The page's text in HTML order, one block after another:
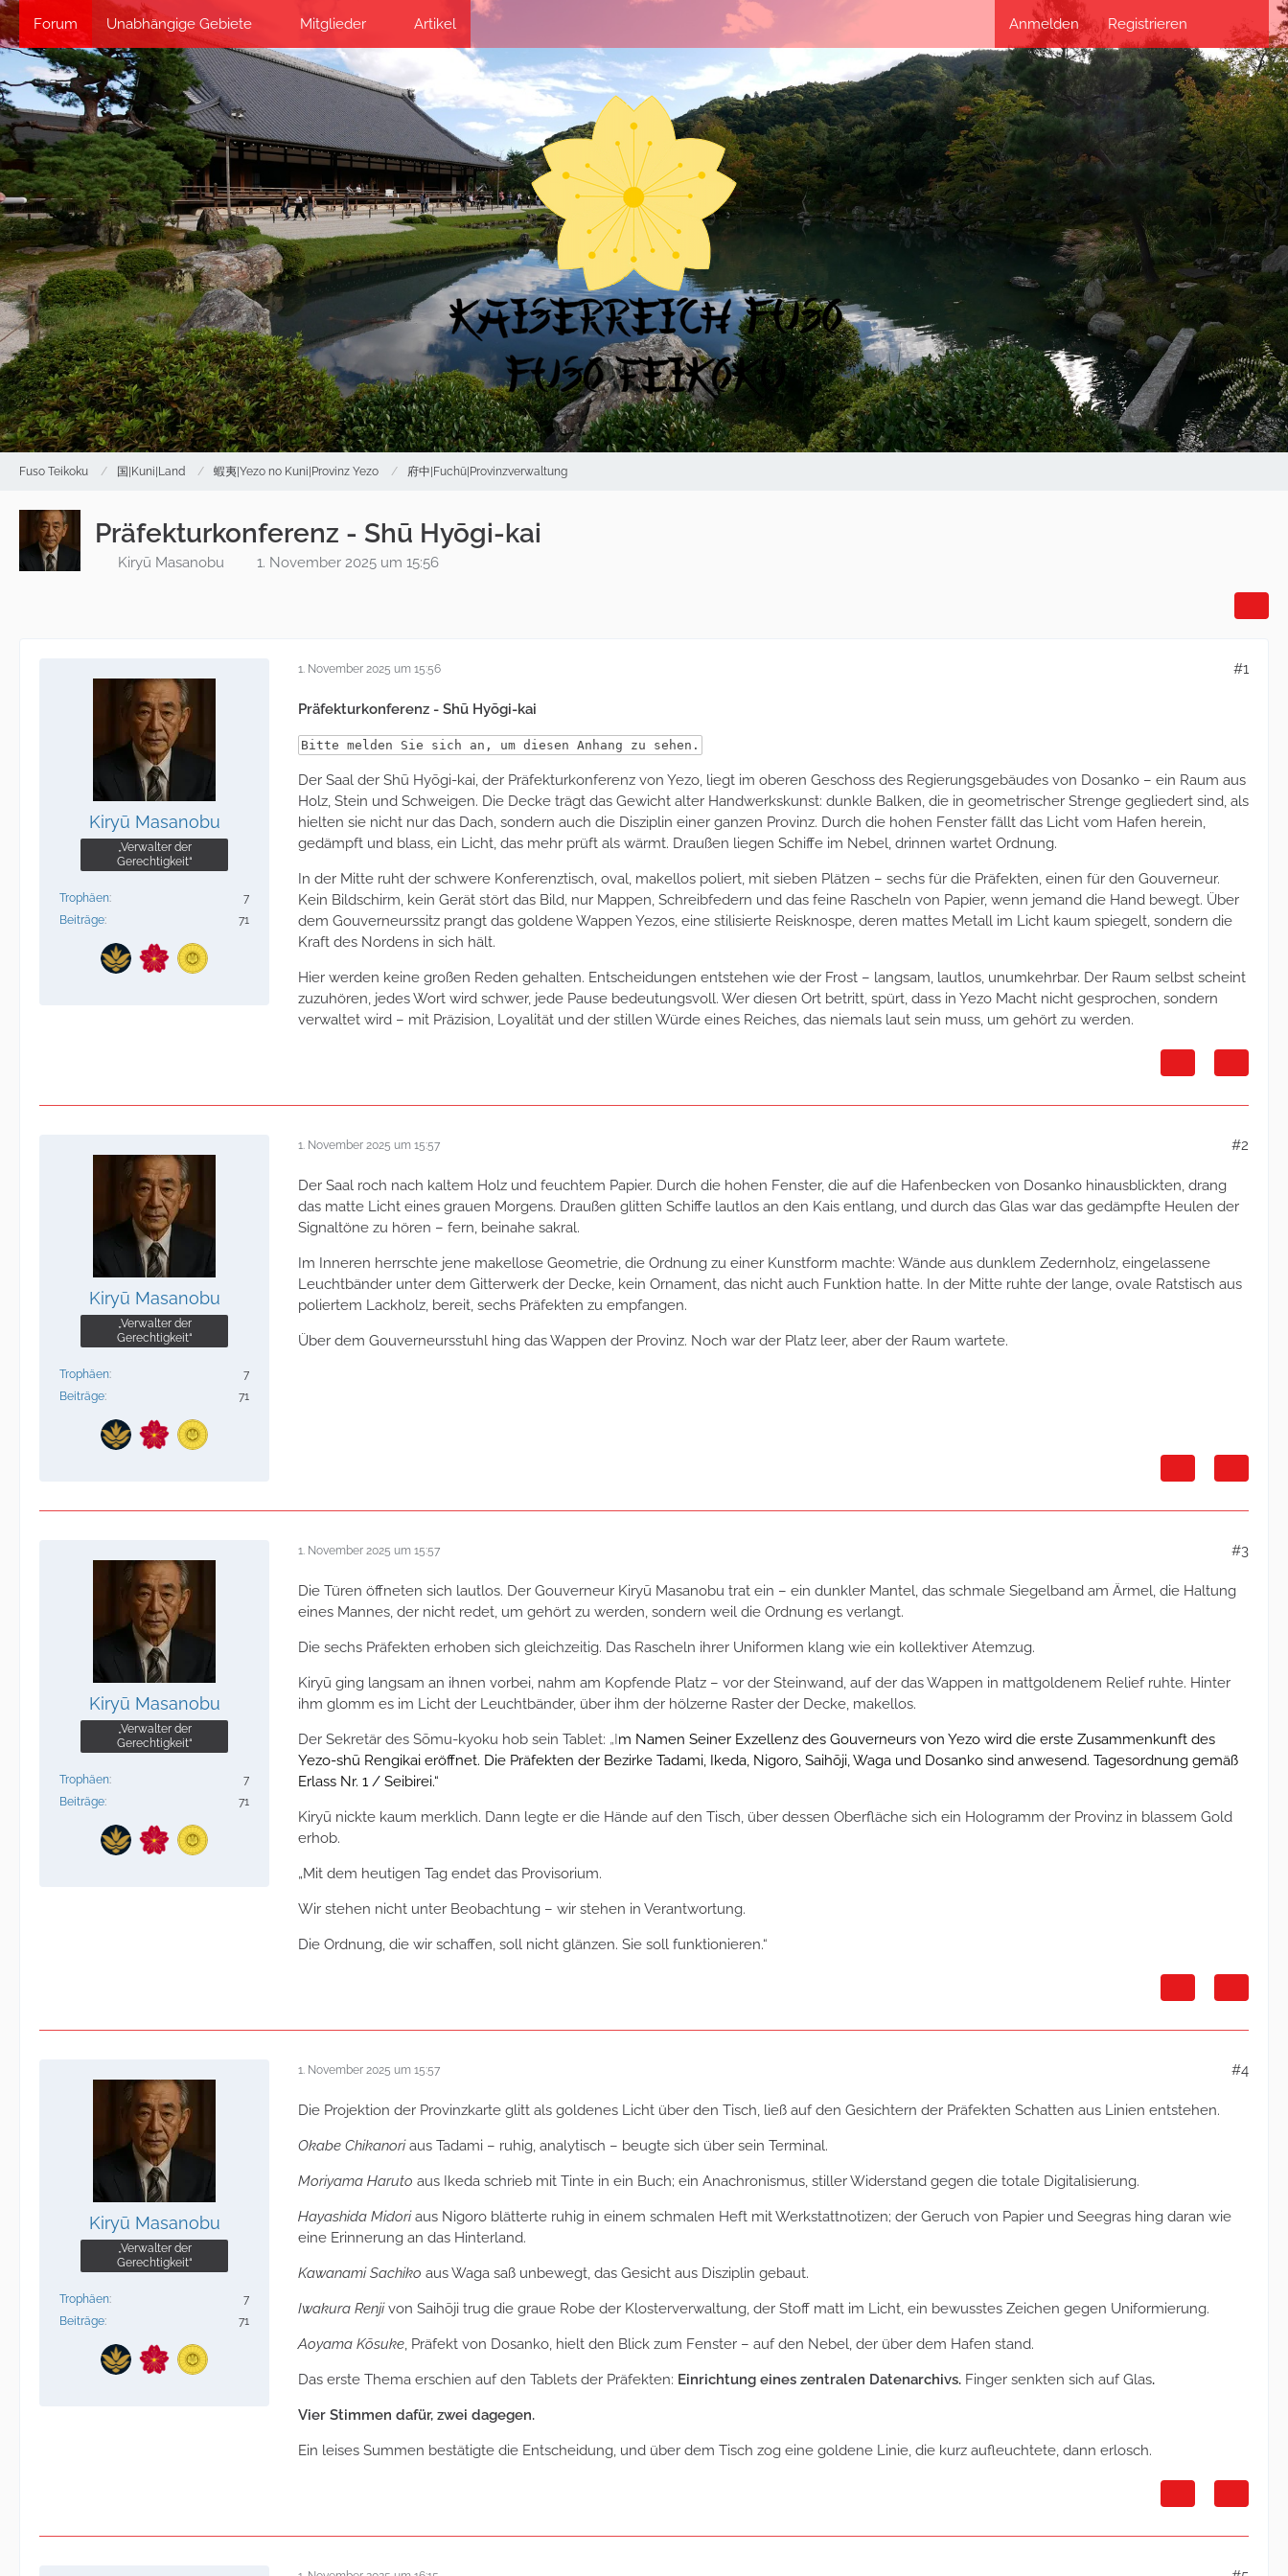
Forum Unabhängige Gebiete Mitglieder Artikel Anmelden Registrieren
Fuso Teikoku 国|Kuni|Land 蝦夷|Yezo no Kuni|Provinz Yezo 府中|Fuchū|Provinzverwaltung
Präfekturkonferenz - Shū Hyōgi-kai
Kiryū Masanobu 1. November 2025 um 15:56
Kiryū Masanobu
„Verwalter der
Gerechtigkeit“
Trophäen
7
Beiträge
71
1. November 2025 um 15:56 #1
Präfekturkonferenz - Shū Hyōgi-kai
Bitte melden Sie sich an, um diesen Anhang zu sehen.
Der Saal der Shū Hyōgi-kai, der Präfekturkonferenz von Yezo, liegt im oberen Geschoss des Regierungsgebäudes von Dosanko – ein Raum aus
Holz, Stein und Schweigen. Die Decke trägt das Gewicht alter Handwerkskunst: dunkle Balken, die in geometrischer Strenge gegliedert sind, als
hielten sie nicht nur das Dach, sondern auch die Disziplin einer ganzen Provinz. Durch die hohen Fenster fällt das Licht vom Hafen herein,
gedämpft und blass, ein Licht, das mehr prüft als wärmt. Draußen liegen Schiffe im Nebel, drinnen wartet Ordnung.
In der Mitte ruht der schwere Konferenztisch, oval, makellos poliert, mit sieben Plätzen – sechs für die Präfekten, einen für den Gouverneur.
Kein Bildschirm, kein Gerät stört das Bild, nur Mappen, Schreibfedern und das feine Rascheln von Papier, wenn jemand die Hand bewegt. Über
dem Gouverneurssitz prangt das goldene Wappen Yezos, eine stilisierte Reisknospe, deren mattes Metall im Licht kaum spiegelt, sondern die
Kraft des Nordens in sich hält.
Hier werden keine großen Reden gehalten. Entscheidungen entstehen wie der Frost – langsam, lautlos, unumkehrbar. Der Raum selbst scheint
zuzuhören, jedes Wort wird schwer, jede Pause bedeutungsvoll. Wer diesen Ort betritt, spürt, dass in Yezo Macht nicht gesprochen, sondern
verwaltet wird – mit Präzision, Loyalität und der stillen Würde eines Reiches, das niemals laut sein muss, um gehört zu werden.
Kiryū Masanobu
„Verwalter der
Gerechtigkeit“
Trophäen
7
Beiträge
71
1. November 2025 um 15:57 #2
Der Saal roch nach kaltem Holz und feuchtem Papier. Durch die hohen Fenster, die auf die Hafenbecken von Dosanko hinausblickten, drang
das matte Licht eines grauen Morgens. Draußen glitten Schiffe lautlos an den Kais entlang, und durch das Glas war das gedämpfte Heulen der
Signaltöne zu hören – fern, beinahe sakral.
Im Inneren herrschte jene makellose Geometrie, die Ordnung zu einer Kunstform machte: Wände aus dunklem Zedernholz, eingelassene
Leuchtbänder unter dem Gitterwerk der Decke, kein Ornament, das nicht auch Funktion hatte. In der Mitte ruhte der lange, ovale Ratstisch aus
poliertem Lackholz, bereit, sechs Präfekten zu empfangen.
Über dem Gouverneursstuhl hing das Wappen der Provinz. Noch war der Platz leer, aber der Raum wartete.
Kiryū Masanobu
„Verwalter der
Gerechtigkeit“
Trophäen
7
Beiträge
71
1. November 2025 um 15:57 #3
Die Türen öffneten sich lautlos. Der Gouverneur Kiryū Masanobu trat ein – ein dunkler Mantel, das schmale Siegelband am Ärmel, die Haltung
eines Mannes, der nicht redet, um gehört zu werden, sondern weil die Ordnung es verlangt.
Die sechs Präfekten erhoben sich gleichzeitig. Das Rascheln ihrer Uniformen klang wie ein kollektiver Atemzug.
Kiryū ging langsam an ihnen vorbei, nahm am Kopfende Platz – vor der Steinwand, auf der das Wappen in mattgoldenem Relief ruhte. Hinter
ihm glomm es im Licht der Leuchtbänder, über ihm der hölzerne Raster der Decke, makellos.
Der Sekretär des Sōmu-kyoku hob sein Tablet: „Im Namen Seiner Exzellenz des Gouverneurs von Yezo wird die erste Zusammenkunft des
Yezo-shū Rengikai eröffnet. Die Präfekten der Bezirke Tadami, Ikeda, Nigoro, Saihōji, Waga und Dosanko sind anwesend. Tagesordnung gemäß
Erlass Nr. 1 / Seibirei.“
Kiryū nickte kaum merklich. Dann legte er die Hände auf den Tisch, über dessen Oberfläche sich ein Hologramm der Provinz in blassem Gold
erhob.
„Mit dem heutigen Tag endet das Provisorium.
Wir stehen nicht unter Beobachtung – wir stehen in Verantwortung.
Die Ordnung, die wir schaffen, soll nicht glänzen. Sie soll funktionieren.“
Kiryū Masanobu
„Verwalter der
Gerechtigkeit“
Trophäen
7
Beiträge
71
1. November 2025 um 15:57 #4
Die Projektion der Provinzkarte glitt als goldenes Licht über den Tisch, ließ auf den Gesichtern der Präfekten Schatten aus Linien entstehen.
Okabe Chikanoriaus Tadami – ruhig, analytisch – beugte sich über sein Terminal.
Moriyama Haruto aus Ikeda schrieb mit Tinte in ein Buch; ein Anachronismus, stiller Widerstand gegen die totale Digitalisierung.
Hayashida Midoriaus Nigoro blätterte ruhig in einem schmalen Heft mit Werkstattnotizen; der Geruch von Papier und Seegras hing daran wie
eine Erinnerung an das Hinterland.
Kawanami Sachiko aus Waga saß unbewegt, das Gesicht aus Disziplin gebaut.
Iwakura Renjivon Saihōji trug die graue Robe der Klosterverwaltung, der Stoff matt im Licht, ein bewusstes Zeichen gegen Uniformierung.
Aoyama Kōsuke, Präfekt von Dosanko, hielt den Blick zum Fenster – auf den Nebel, der über dem Hafen stand.
Das erste Thema erschien auf den Tablets der Präfekten: Einrichtung eines zentralen Datenarchivs. Finger senkten sich auf Glas.
Vier Stimmen dafür, zwei dagegen.
Ein leises Summen bestätigte die Entscheidung, und über dem Tisch zog eine goldene Linie, die kurz aufleuchtete, dann erlosch.